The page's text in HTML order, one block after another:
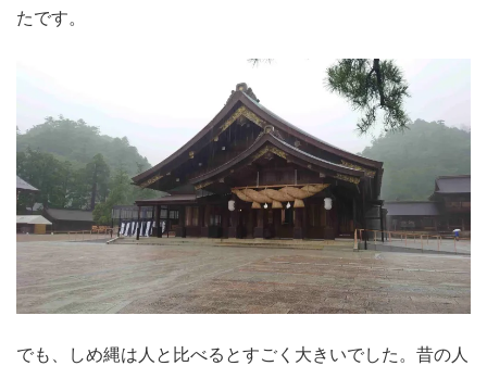
たです。
でも、しめ縄は人と比べるとすごく大きいでした。昔の人